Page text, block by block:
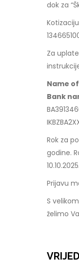
dok za
Za
Name
Bank
Rok za
godine.
Prijavu
S
želimo